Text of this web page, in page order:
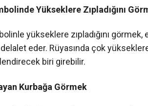
Yükseklere Zıpladığını
yükseklere zıpladığını
eder. Rüyasında çok
biri girebilir.
Kurbağa Görmek